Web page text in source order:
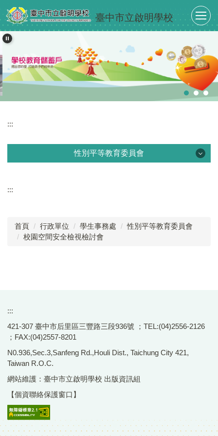
跳
到
主
要
容
區
臺中市立啟明學校
:::
性別平等教育委員會
性別教育委員名單
校內活動花絮
表格下載
性平事件申請調查及申復
校園危險地圖
校園空間安全檢視檢討會
:::
首頁 行政單位 學生事務處
性別平等教育委員會
校園空間安全檢視檢討會
:::
421-307 臺中市后里區三豐路三段936號 ；TEL:(04)2556-2126
；FAX:(04)2557-8201
N0.936,Sec.3,Sanfeng Rd.,Houli Dist., Taichung City 421,
Taiwan R.O.C.
網站維護：臺中市立啟明學校 出版資訊組
【個資聯絡保護窗口】